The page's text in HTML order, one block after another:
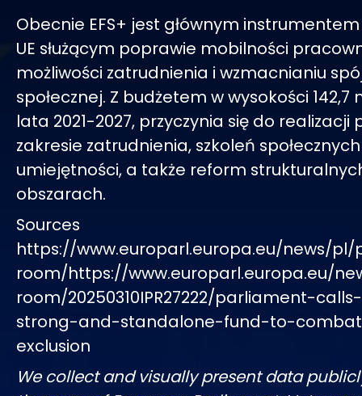
Obecnie EFS+ jest głównym
UE służącym poprawie mobilności
możliwości zatrudnienia i wzmacnianiu
społecznej. Z budżetem w wysokości
lata 2021-2027, przyczynia się do realizacji
zakresie zatrudnienia, szkoleń
umiejętności, a także reform
obszarach.
Sources
https://www.europarl.europa.eu/news/pl/
room/https://www.europarl.europa.eu/
room/20250310IPR27222/parliament-
strong-and-standalone-fund-to-
exclusion
We collect and visually present data